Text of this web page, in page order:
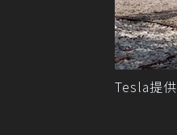
Tesla提供